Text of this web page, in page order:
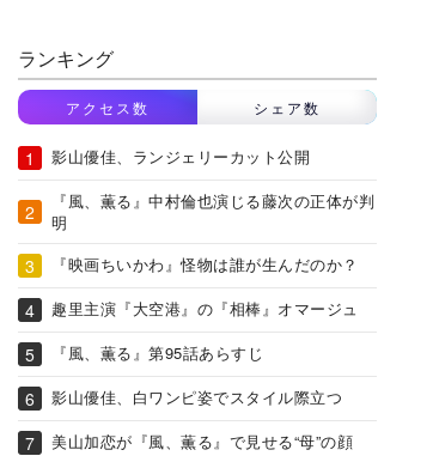
ランキング
アクセス数 シェア数
影山優佳、ランジェリーカット公開
『風、薫る』中村倫也演じる藤次の正体が判
明
『映画ちいかわ』怪物は誰が生んだのか？
趣里主演『大空港』の『相棒』オマージュ
『風、薫る』第95話あらすじ
影山優佳、白ワンピ姿でスタイル際立つ
美山加恋が『風、薫る』で見せる“母”の顔